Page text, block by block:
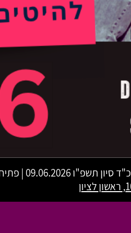
כ"ד סיון תשפ"ו09.06.2026 | פתיחת שערים 20:00 | שעת התחלה 21:00